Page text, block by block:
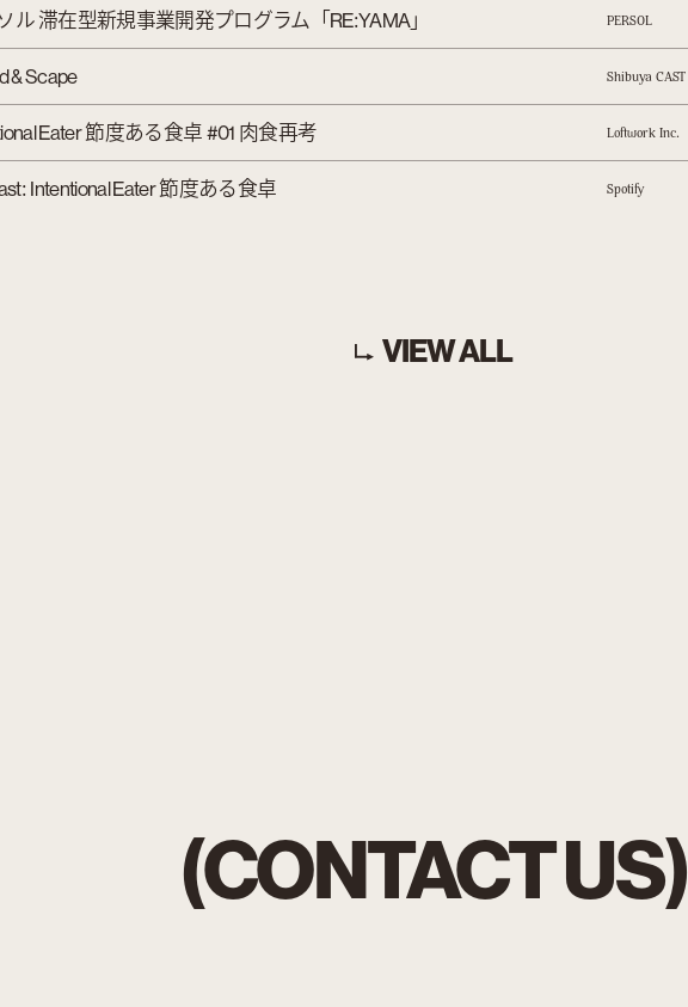
ル 滞在型新規事業開発プログラム「RE:YAMA」 PERSOL
& Scape Shibuya CAST
Eater節度ある食卓 #01 肉食再考 Loftwork Inc.
: Intentional Eater節度ある食卓 Spotify
VIEW ALL
(CONTACT US)